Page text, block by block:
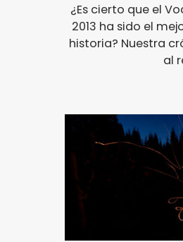
¿Es cierto que el
2013 ha sido el
historia? Nuestra
al